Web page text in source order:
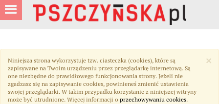
×
Niniejsza strona wykorzystuje tzw. ciasteczka (cookies), które są
zapisywane na Twoim urządzeniu przez przeglądarkę internetową. Są
one niezbędne do prawidłowego funkcjonowania strony. Jeżeli nie
zgadzasz się na zapisywanie cookies, powinieneś zmienić ustawienia
swojej przeglądarki. W takim przypadku korzystanie z niniejszej witryny
może być utrudnione. Więcej informacji o przechowywaniu cookies.